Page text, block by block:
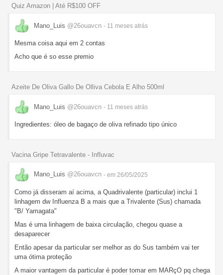
Quiz Amazon | Até R$100 OFF
Mano_Luis @26ouavcn - 11 meses atrás
Mesma coisa aqui em 2 contas
Acho que é so esse premio
Azeite De Oliva Gallo De Olliva Cebola E Alho 500ml
Mano_Luis @26ouavcn - 11 meses atrás
Ingredientes: óleo de bagaço de oliva refinado tipo único
Vacina Gripe Tetravalente - Influvac
Mano_Luis @26ouavcn - em 26/05/2025
Como já disseram aí acima, a Quadrivalente (particular) inclui 1
linhagem dw Influenza B a mais que a Trivalente (Sus) chamada
"B/ Yamagata"
Mas é uma linhagem de baixa circulação, chegou quase a
desaparecer
Então apesar da particular ser melhor as do Sus também vai ter
uma ótima proteção
A maior vantagem da particular é poder tomar em MARçO pq chega